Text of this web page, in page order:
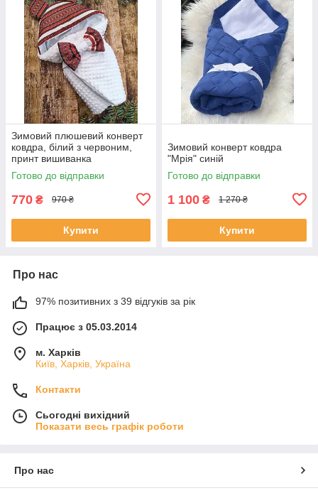
Зимовий плюшевий конверт
ковдра, білий з червоним,
принт вишиванка
Готово до відправки
770 ₴ 970 ₴
Купити
Зимовий конверт ковдра
"Мрія" синій
Готово до відправки
1 100 ₴ 1 270 ₴
Купити
Про нас
97% позитивних з 39 відгуків за рік
Працює з 05.03.2014
м. Харків
Київ, Харків, Україна
Контакти
Сьогодні вихідний
Показати весь графік роботи
Про нас